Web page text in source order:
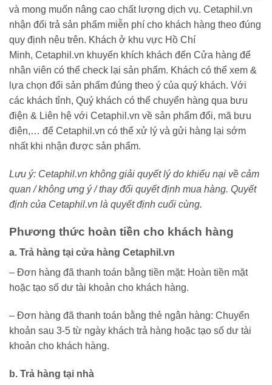
và mong muốn nâng cao chất lượng dịch vụ. Cetaphil.vn
nhận đổi trả sản phẩm miễn phí cho khách hàng theo đúng
quy định nêu trên. Khách ở khu vực Hồ Chí
Minh, Cetaphil.vn khuyến khích khách đến Cửa hàng để
nhân viên có thể check lại sản phẩm. Khách có thể xem &
lựa chọn đổi sản phẩm đúng theo ý của quý khách. Với
các khách tỉnh, Quý khách có thể chuyển hàng qua bưu
điện & Liên hệ với Cetaphil.vn về sản phẩm đổi, mã bưu
điện,… để Cetaphil.vn có thể xử lý và gửi hàng lại sớm
nhất khi nhận được sản phẩm.
Lưu ý: Cetaphil.vn không giải quyết lý do khiếu nại về cảm
quan / không ưng ý / thay đổi quyết định mua hàng. Quyết
định của Cetaphil.vn là quyết định cuối cùng.
Phương thức hoàn tiền cho khách hàng
a. Trả hàng tại cửa hàng Cetaphil.vn
– Đơn hàng đã thanh toán bằng tiền mặt: Hoàn tiền mặt
hoặc tạo số dư tài khoản cho khách hàng.
– Đơn hàng đã thanh toán bằng thẻ ngân hàng: Chuyển
khoản sau 3-5 từ ngày khách trả hàng hoặc tạo số dư tài
khoản cho khách hàng.
b. Trả hàng tại nhà